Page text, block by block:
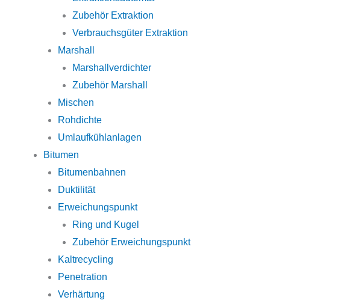
Zubehör Extraktion
Verbrauchsgüter Extraktion
Marshall
Marshallverdichter
Zubehör Marshall
Mischen
Rohdichte
Umlaufkühlanlagen
Bitumen
Bitumenbahnen
Duktilität
Erweichungspunkt
Ring und Kugel
Zubehör Erweichungspunkt
Kaltrecycling
Penetration
Verhärtung